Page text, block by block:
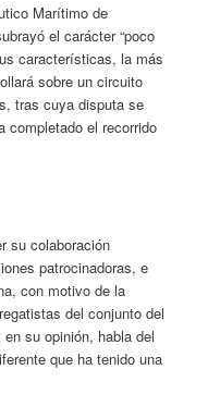
Marítimo de
el carácter “poco
características, la más
sobre un circuito
tras cuya disputa se
completado el recorrido
su colaboración
patrocinadoras, e
con motivo de la
del conjunto del
su opinión, habla del
que ha tenido una